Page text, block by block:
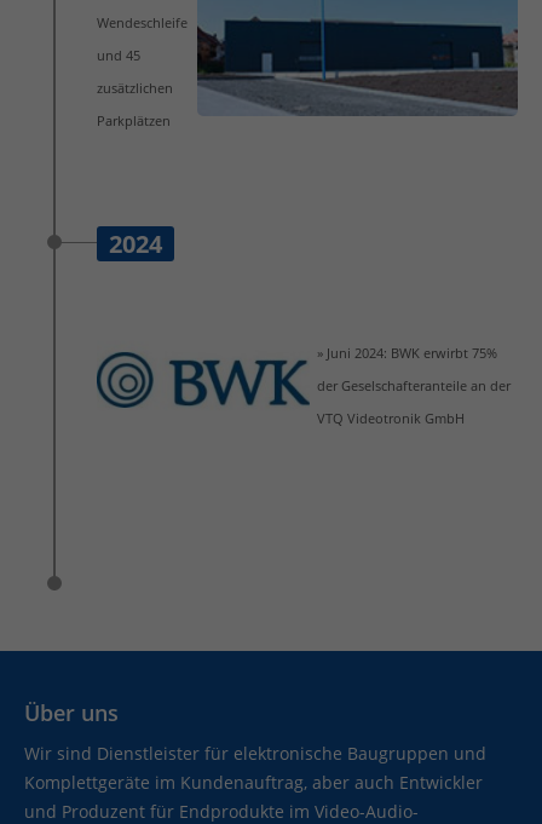
Wendeschleife
und 45
zusätzlichen
Parkplätzen
2024
» Juni 2024: BWK erwirbt 75%
der Geselschafteranteile an der
VTQ Videotronik GmbH
Über uns
Wir sind Dienstleister für elektronische Baugruppen und
Komplettgeräte im Kundenauftrag, aber auch Entwickler
und Produzent für Endprodukte im Video-Audio-